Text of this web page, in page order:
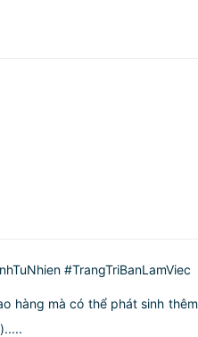
#TrangTriBanLamViec
hàng mà có thể phát sinh